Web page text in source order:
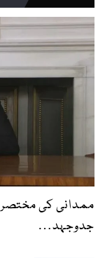
ممدانی کی مختصر
جدوجہد…